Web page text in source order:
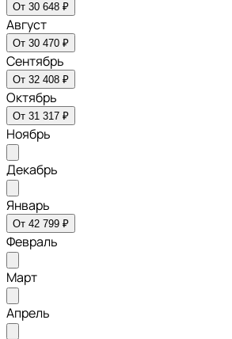
От 30 648 ₽
Август
От 30 470 ₽
Сентябрь
От 32 408 ₽
Октябрь
От 31 317 ₽
Ноябрь
Декабрь
Январь
От 42 799 ₽
Февраль
Март
Апрель